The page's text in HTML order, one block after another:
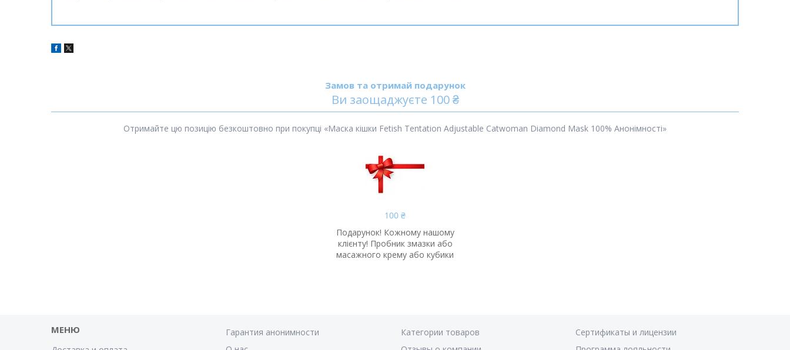
Замов та отримай подарунок
Ви заощаджуєте 100 ₴
Отримайте цю позицію безкоштовно при покупці «Маска кішки Fetish Tentation Adjustable Catwoman Diamond Mask 100% Анонімності»
100 ₴
Подарунок! Кожному нашому
клієнту! Пробник змазки або
масажного крему або кубики
МЕНЮ
Гарантия анонимности
Категории товаров
Сертификаты и лицензии